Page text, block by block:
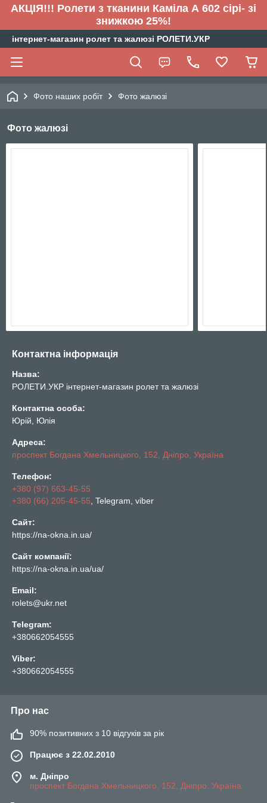
АКЦІЯ!!! Ролети з тканини Каміла А 602 сірі- зі
знижкою 25%!
інтернет-магазин ролет та жалюзі РОЛЕТИ.УКР
Фото наших робіт Фото жалюзі
Фото жалюзі
Контактна інформація
Назва:
РОЛЕТИ.УКР інтернет-магазин ролет та жалюзі
Контактна особа:
Юрій, Юлія
Адреса:
проспект Богдана Хмельницкого, 152, Дніпро, Україна
Телефон:
+380 (97) 663-45-55
+380 (66) 205-45-55 , Telegram, viber
Сайт:
https://na-okna.in.ua/
Сайт компанії:
https://na-okna.in.ua/ua/
Email:
rolets@ukr.net
Telegram:
+380662054555
Viber:
+380662054555
Про нас
90% позитивних з 10 відгуків за рік
Працює з 22.02.2010
м. Дніпро
проспект Богдана Хмельницкого, 152, Дніпро, Україна